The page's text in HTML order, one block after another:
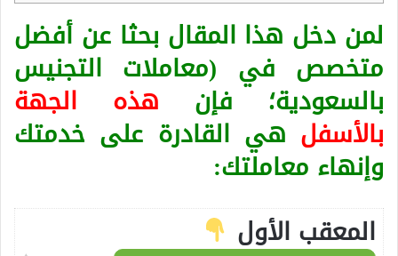
لمن دخل هذا المقال بحثا عن أفضل
متخصص في (معاملات التجنيس
بالسعودية؛ فإن هذه الجهة
بالأسفل هي القادرة على خدمتك
وإنهاء معاملتك:
المعقب الأول